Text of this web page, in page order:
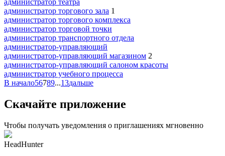
администратор торгового зала 1
администратор торгового комплекса
администратор торговой точки
администратор транспортного отдела
администратор-управляющий
администратор-управляющий магазином 2
администратор-управляющий салоном красоты
администратор учебного процесса
В начало56789...13дальше
Скачайте приложение
Чтобы получать уведомления о приглашениях мгновенно
HeadHunter